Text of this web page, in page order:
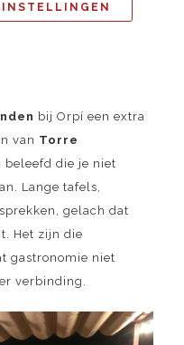
bij Orpí een extra
van Torre
beleefd die je niet
Lange tafels,
gelach dat
Het zijn die
gastronomie niet
verbinding.
INSTELLINGEN